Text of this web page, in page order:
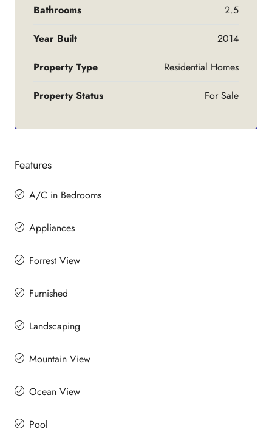
Bathrooms 2.5
Year Built 2014
Property Type Residential Homes
Property Status For Sale
Features
A/C in Bedrooms
Appliances
Forrest View
Furnished
Landscaping
Mountain View
Ocean View
Pool